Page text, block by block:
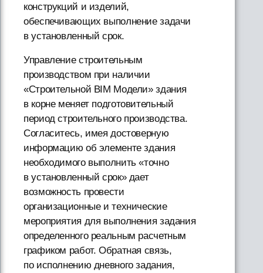
конструкций и изделий,
обеспечивающих выполнение задачи
в установленный срок.
Управление строительным
производством при наличии
«Строительной BIM Модели» здания
в корне меняет подготовительный
период строительного производства.
Согласитесь, имея достоверную
информацию об элементе здания
необходимого выполнить «точно
в установленный срок» дает
возможность провести
организационные и технические
мероприятия для выполнения задания
определенного реальным расчетным
графиком работ. Обратная связь,
по исполнению дневного задания,